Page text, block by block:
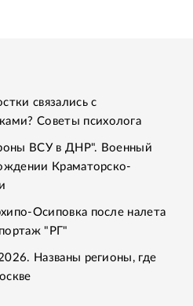
связались с
Советы психолога
ВСУ в ДНР". Военный
Краматорско-
Осиповка после налета
"РГ"
Названы регионы, где